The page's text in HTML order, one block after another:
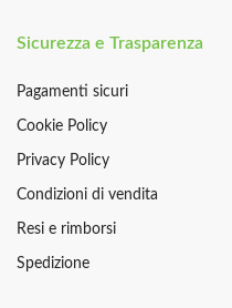
Sicurezza e Trasparenza
Pagamenti sicuri
Cookie Policy
Privacy Policy
Condizioni di vendita
Resi e rimborsi
Spedizione